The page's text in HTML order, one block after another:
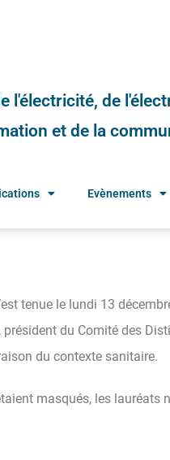
l'électricité, de
et de la
Evènements
tenue le lundi 13
président du Comité des
du contexte sanitaire.
masqués, les lauréats